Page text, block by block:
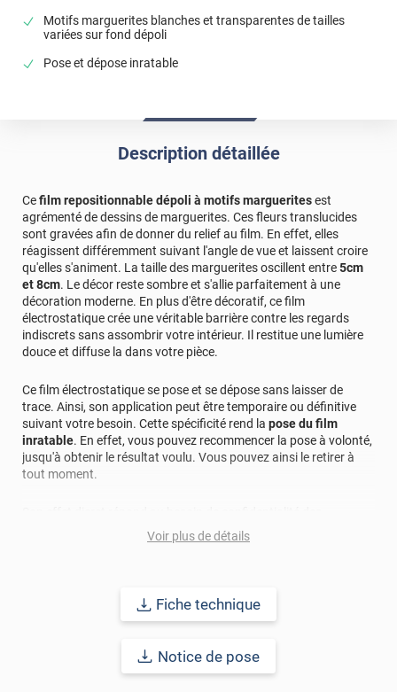
Motifs marguerites blanches et transparentes de tailles
variées sur fond dépoli
Pose et dépose inratable
*****Il y a 2210 jours
conforme à l'échantillon à voir apres la pause
*****Il y a 2947 jours
Il y a 2485 jours
malgré tous les conseils de pose et mme la vidéo le film va
partir à la poubelle:chère dépense pour un résultat
Description détaillée
Cefilm repositionnable dépoli à motifs margueritesest
agrémenté de dessins de marguerites. Ces fleurs translucides
sont gravées afin de donner du relief au film. En effet, elles
réagissent différemment suivant l'angle de vue et laissent croire
qu'elles s'animent. La taille des marguerites oscillent entre5cm
et 8cm. Le décor reste sombre et s'allie parfaitement à une
décoration moderne. En plus d'être décoratif, ce film
électrostatique crée une véritable barrière contre les regards
indiscrets sans assombrir votre intérieur. Il restitue une lumière
douce et diffuse la dans votre pièce.
Ce film électrostatique se pose et se dépose sans laisser de
trace. Ainsi, son application peut être temporaire ou définitive
suivant votre besoin. Cette spécificité rend la pose du film
inratable. En effet, vous pouvez recommencer la pose à volonté,
jusqu'à obtenir le résultat voulu. Vous pouvez ainsi le retirer à
tout moment.
entreprises pour leurs locaux, ateliers, cloisonnements vitrés,
vitrines. Mais aussi aux envies d'intimité du particulier qui
• Repositionnable et réutilisable ;
Voir plus de détails
Fiche technique
Notice de pose